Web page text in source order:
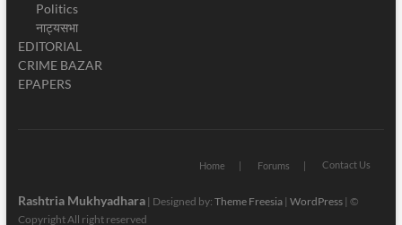
Politics
नाट्यसभा
EDITORIAL
CRIME BAZAR
EPAPERS
Home Forums Contact Us
Rashtria Mukhyadhara| Designed by: Theme Freesia| WordPress| ©
Copyright All right reserved